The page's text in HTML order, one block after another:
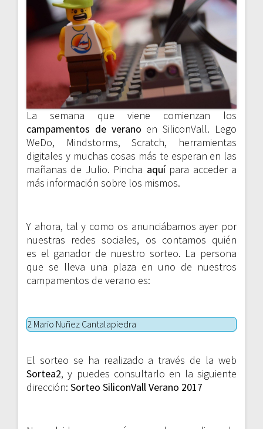
La semana que viene comienzan los
campamentos de verano en SiliconVall. Lego
WeDo, Mindstorms, Scratch, herramientas
digitales y muchas cosas más te esperan en las
mañanas de Julio. Pincha aquípara acceder a
más información sobre los mismos.
Y ahora, tal y como os anunciábamos ayer por
nuestras redes sociales, os contamos quién
es el ganador de nuestro sorteo. La persona
que se lleva una plaza en uno de nuestros
campamentos de verano es:
2 Mario Nuñez Cantalapiedra
El sorteo se ha realizado a través de la web
Sortea2, y puedes consultarlo en la siguiente
dirección: Sorteo SiliconVall Verano 2017